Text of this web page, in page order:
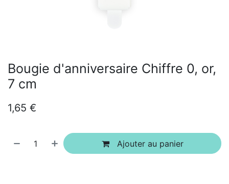
Bougie d'anniversaire Chiffre 0, or,
7 cm
1,65 €
Ajouter au panier